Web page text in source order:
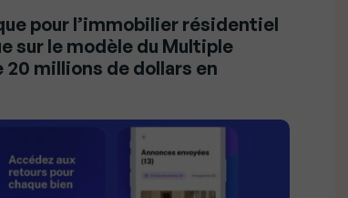
pour l’immobilier résidentiel
sur le modèle du Multiple
millions de dollars en